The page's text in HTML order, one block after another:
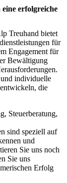
erfolgreiche
Treuhand bietet
für
Engagement für
Bewältigung
und individuelle
die
Steuerberatung,
sind speziell auf
und
Sie uns noch
Sie uns
Erfolg